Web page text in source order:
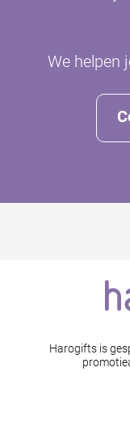
We helpen
Harogifts is